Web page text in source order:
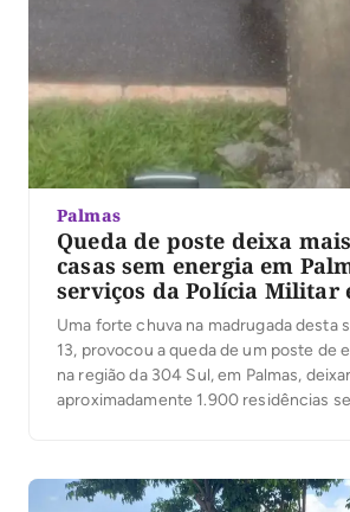
Palmas
Queda de poste deixa
casas sem energia em
serviços da Polícia Militar
Uma forte chuva na madrugada desta
13, provocou a queda de um poste de
na região da 304 Sul, em Palmas,
aproximadamente 1.900 residências
funcionamento do Sistema Integrado
(SIOP). O poste, […]